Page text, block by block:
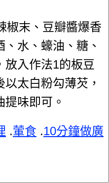
椒末、豆瓣醬爆香
水、蠔油、糖、
放入作法1的板豆
太白粉勾薄芡，
味即可。
.葷食 .10分鐘做廣